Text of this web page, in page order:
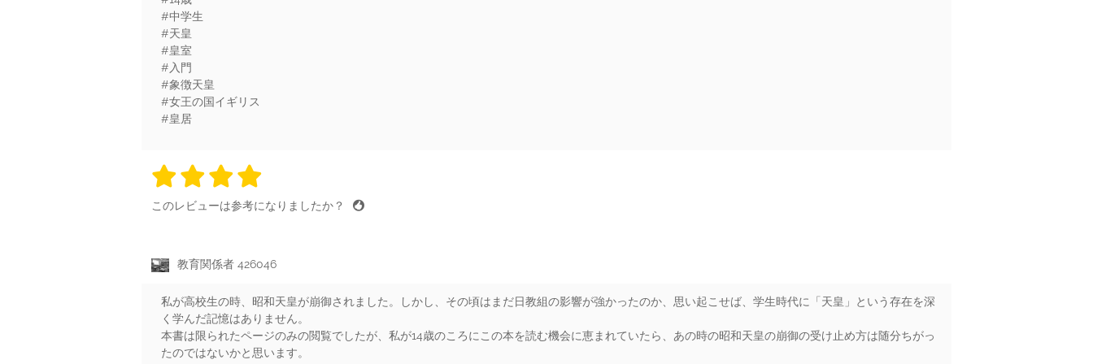
#中学生
#天皇
#皇室
#入門
#象徴天皇
#女王の国イギリス
#皇居
4 stars
4 stars
4 stars
このレビューは参考になりましたか？
教育関係者 426046
私が高校生の時、昭和天皇が崩御されました。しかし、その頃はまだ日教組の影響が強かったのか、思い起こせば、学生時代に「天皇」という存在を深
く学んだ記憶はありません。
本書は限られたページのみの閲覧でしたが、私が14歳のころにこの本を読む機会に恵まれていたら、あの時の昭和天皇の崩御の受け止め方は随分ちがっ
たのではないかと思います。